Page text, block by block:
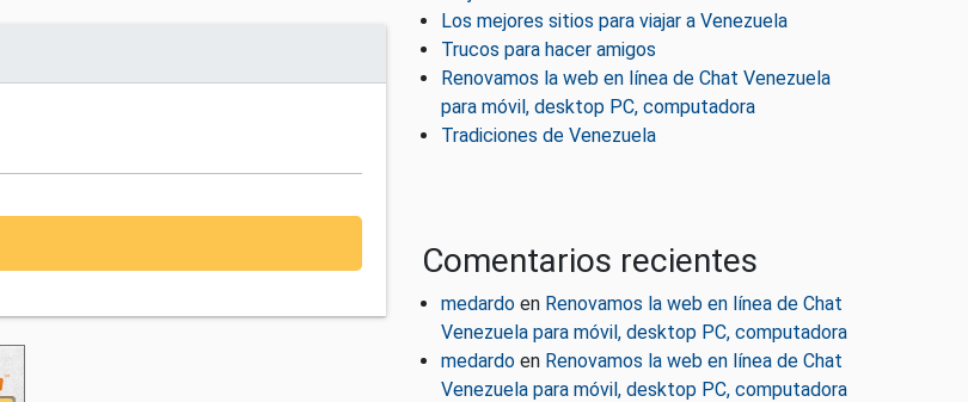
Los mejores sitios para viajar a Venezuela
Trucos para hacer amigos
Renovamos la web en línea de Chat Venezuela
para móvil, desktop PC, computadora
Tradiciones de Venezuela
Comentarios recientes
medardo en Renovamos la web en línea de Chat
Venezuela para móvil, desktop PC, computadora
medardo en Renovamos la web en línea de Chat
Venezuela para móvil, desktop PC, computadora